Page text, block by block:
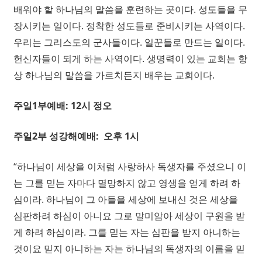
배워야 할 하나님의 말씀을 훈련하는 곳이다. 성도들을 무
장시키는 일이다. 정착한 성도들로 준비시키는 사역이다.
우리는 그리스도의 군사들이다. 일꾼들로 만드는 일이다.
헌신자들이 되게 하는 사역이다. 생명력이 있는 교회는 항
상 하나님의 말씀을 가르치든지 배우는 교회이다.
주일1부예배: 12시 정오
주일2부 성강해예배: 오후 1시
“하나님이 세상을 이처럼 사랑하사 독생자를 주셨으니 이
는 그를 믿는 자마다 멸망하지 않고 영생을 얻게 하려 하
심이라. 하나님이 그 아들을 세상에 보내신 것은 세상을
심판하려 하심이 아니요 그로 말미암아 세상이 구원을 받
게 하려 하심이라. 그를 믿는 자는 심판을 받지 아니하는
것이요 믿지 아니하는 자는 하나님의 독생자의 이름을 믿